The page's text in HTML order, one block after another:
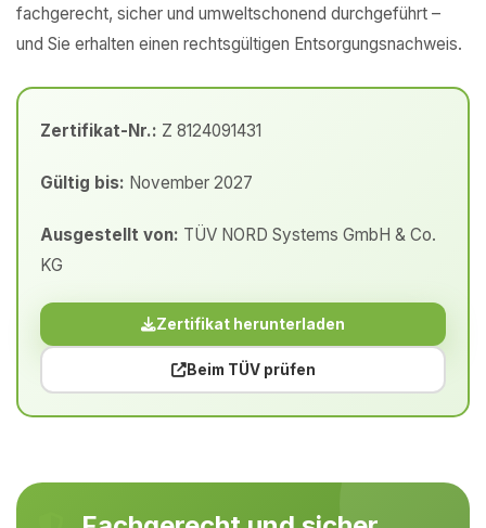
fachgerecht, sicher und umweltschonend durchgeführt –
und Sie erhalten einen rechtsgültigen Entsorgungsnachweis.
Zertifikat-Nr.: Z 8124091431
Gültig bis: November 2027
Ausgestellt von: TÜV NORD Systems GmbH & Co.
KG
Zertifikat herunterladen
Beim TÜV prüfen